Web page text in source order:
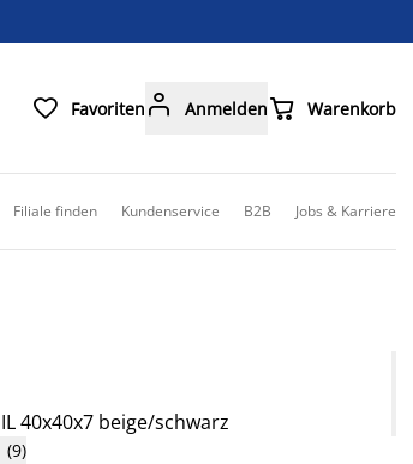
 Favoriten  Anmelden Warenkorb
Filiale finden Kundenservice B2B Jobs & Karriere
40x40x7 beige/schwarz
(9)